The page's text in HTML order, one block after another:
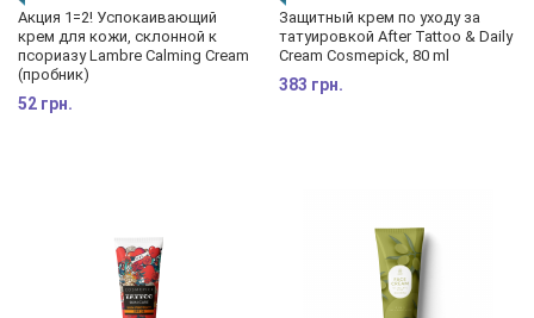
Акция 1=2! Успокаивающий
крем для кожи, склонной к
псориазу Lambre Calming Cream
(пробник)
52 грн.
Защитный крем по уходу за
татуировкой After Tattoo & Daily
Cream Cosmepick, 80 ml
383 грн.